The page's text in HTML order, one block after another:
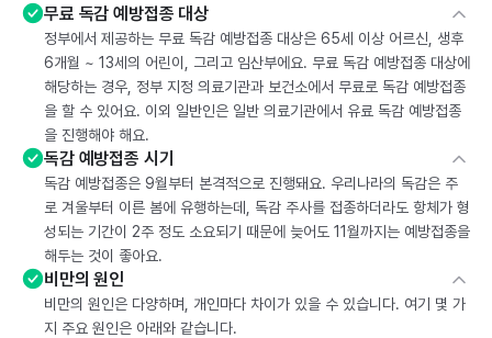
무료 독감 예방접종 대상
정부에서 제공하는 무료 독감 예방접종 대상은 65세 이상 어르신, 생후
6개월 ~ 13세의 어린이, 그리고 임산부에요. 무료 독감 예방접종 대상에
해당하는 경우, 정부 지정 의료기관과 보건소에서 무료로 독감 예방접종
을 할 수 있어요. 이외 일반인은 일반 의료기관에서 유료 독감 예방접종
을 진행해야 해요.
독감 예방접종 시기
독감 예방접종은 9월부터 본격적으로 진행돼요. 우리나라의 독감은 주
로 겨울부터 이른 봄에 유행하는데, 독감 주사를 접종하더라도 항체가 형
성되는 기간이 2주 정도 소요되기 때문에 늦어도 11월까지는 예방접종을
해두는 것이 좋아요.
비만의 원인
비만의 원인은 다양하며, 개인마다 차이가 있을 수 있습니다. 여기 몇 가
지 주요 원인은 아래와 같습니다.